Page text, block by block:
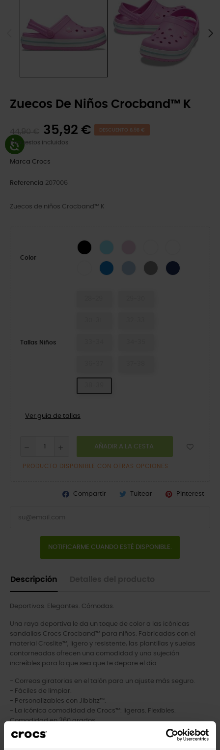
Zuecos De Niños Crocband™ K
35,92 € DESCUENTO 8,98 €
Impuestos incluidos
Marca Crocs
Referencia 207006
Zuecos de niños Crocband™ K
Color
Black Ice Blue/White
White/Pink Crush
Blue Bolt/Turbo Teal
Blue Frost/Guava
Slate Grey/Navy
Navy/Red
Tallas Niños
Ver guía de tallas
AÑADIR A LA CESTA
PRODUCTO DISPONIBLE CON OTRAS OPCIONES
Compartir Tuitear Pinterest
NOTIFICARME CUANDO ESTÉ DISPONIBLE.
Descripción
Deportivas. Elegantes. Cómodas.
Una raya deportiva le da un toque de color a las icónicas
sandalias Crocs Crocband™ para niños. Fabricadas con el
material Croslite™, ligero y resistente, las plantillas y suelas
contorneadas ofrecen una comodidad y una sujeción
increíbles para lo que sea que te depare el día.
- Correas giratorias en el talón para un ajuste más seguro.
- Fáciles de limpiar.
- Personalizables con Jibbitz™.
- La icónica comodidad de Crocs™: ligeras. Flexibles.
Comodidad en 360 grados.